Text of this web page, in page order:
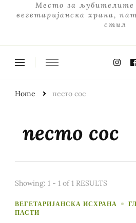
Место за љубителите
вегетаријанска храна,
стил
Home песто сос
песто сос
Showing: 1 - 1 of 1 RESULTS
ВЕГЕТАРИЈАНСКА ИСХРАНА
ПАСТИ